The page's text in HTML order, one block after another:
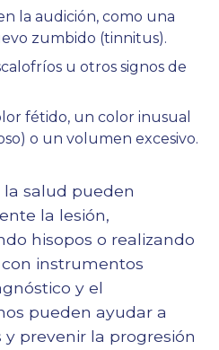
la audición, como una
zumbido (tinnitus).
u otros signos de
fétido, un color inusual
o un volumen excesivo.
la salud pueden
la lesión,
hisopos o realizando
instrumentos
y el
pueden ayudar a
prevenir la progresión